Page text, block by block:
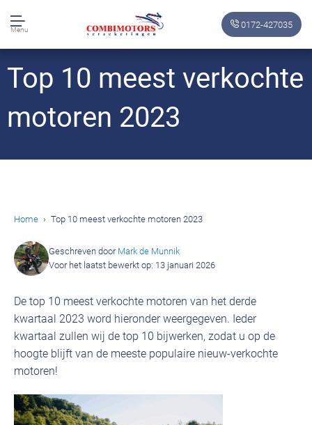
Menu 0172-427035
Top 10 meest verkochte
motoren 2023
Home Top 10 meest verkochte motoren 2023
Geschreven door Mark de Munnik
Voor het laatst bewerkt op: 13 januari 2026
De top 10 meest verkochte motoren van het derde
kwartaal 2023 word hieronder weergegeven. Ieder
kwartaal zullen wij de top 10 bijwerken, zodat u op de
hoogte blijft van de meeste populaire nieuw-verkochte
motoren!